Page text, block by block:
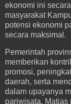
ekonomi ini
masyarakat
potensi ekonomi
secara maksimal.
Pemerintah
memberikan
promosi,
daerah, serta
dalam upayanya
pariwisata. Matias